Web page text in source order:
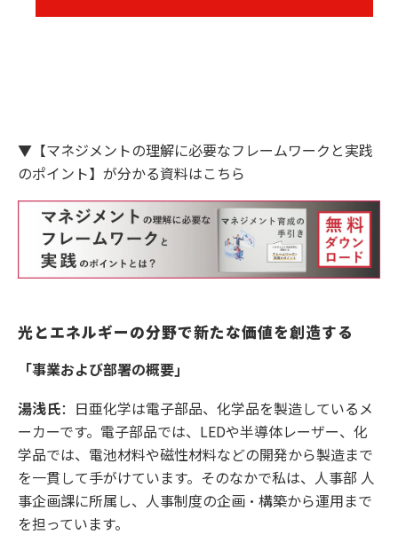
▼【マネジメントの理解に必要なフレームワークと実践
のポイント】が分かる資料はこちら
光とエネルギーの分野で新たな価値を創造する
「事業および部署の概要」
湯浅氏：日亜化学は電子部品、化学品を製造しているメ
ーカーです。電子部品では、LEDや半導体レーザー、化
学品では、電池材料や磁性材料などの開発から製造まで
を一貫して手がけています。そのなかで私は、人事部 人
事企画課に所属し、人事制度の企画・構築から運用まで
を担っています。